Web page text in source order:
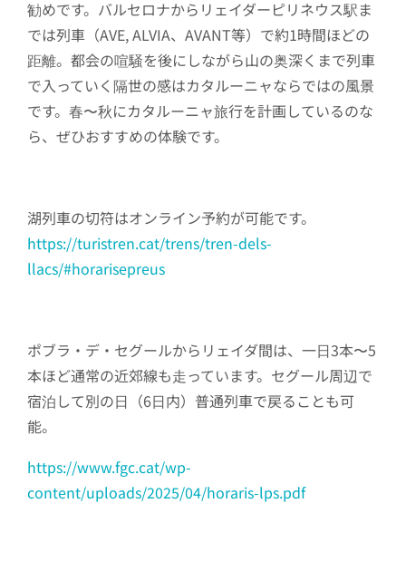
勧めです。バルセロナからリェイダーピリネウス駅ま
では列車（AVE, ALVIA、AVANT等）で約1時間ほどの
距離。都会の喧騒を後にしながら山の奥深くまで列車
で入っていく隔世の感はカタルーニャならではの風景
です。春〜秋にカタルーニャ旅行を計画しているのな
ら、ぜひおすすめの体験です。
湖列車の切符はオンライン予約が可能です。
https://turistren.cat/trens/tren-dels-
llacs/#horarisepreus
ポブラ・デ・セグールからリェイダ間は、一日3本〜5
本ほど通常の近郊線も走っています。セグール周辺で
宿泊して別の日（6日内）普通列車で戻ることも可
能。
https://www.fgc.cat/wp-
content/uploads/2025/04/horaris-lps.pdf